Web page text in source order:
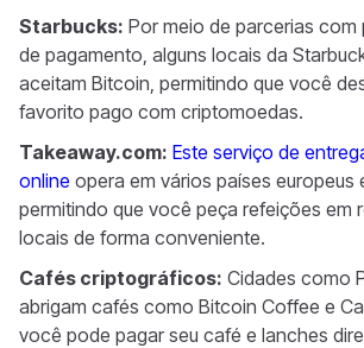
Starbucks: Por meio de parcerias
de pagamento, alguns locais da
aceitam Bitcoin, permitindo que você
favorito pago com criptomoedas.
Takeaway.com: Este serviço de
online opera em vários países europeus
permitindo que você peça refeições em
locais de forma conveniente.
Cafés criptográficos: Cidades como
abrigam cafés como Bitcoin Coffee e
você pode pagar seu café e lanches